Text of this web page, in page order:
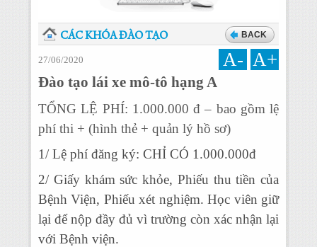
CÁC KHÓA ĐÀO TẠO BACK
27/06/2020 A- A+
Đào tạo lái xe mô-tô hạng A
TỔNG LỆ PHÍ: 1.000.000 đ – bao gồm lệ
phí thi + (hình thẻ + quản lý hồ sơ)
1/ Lệ phí đăng ký: CHỈ CÓ 1.000.000đ
2/ Giấy khám sức khỏe, Phiếu thu tiền của
Bệnh Viện, Phiếu xét nghiệm. Học viên giữ
lại để nộp đầy đủ vì trường còn xác nhận lại
với Bệnh viện.